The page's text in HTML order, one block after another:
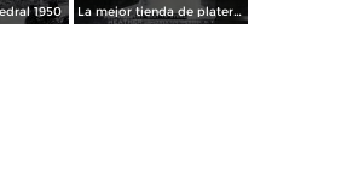
1950 La mejor tienda de plateria.